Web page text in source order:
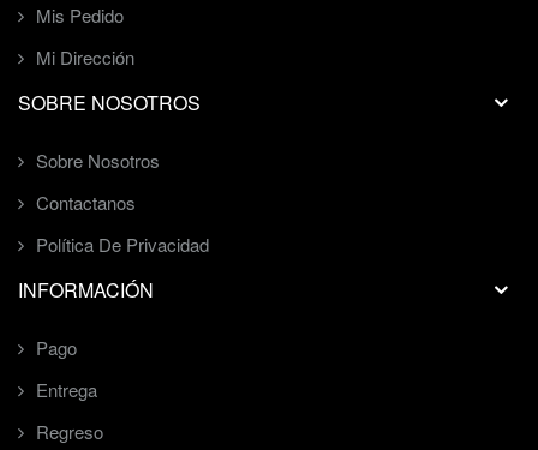
Mis Pedido
Mi Dirección
SOBRE NOSOTROS
Sobre Nosotros
Contactanos
Política De Privacidad
INFORMACIÓN
Pago
Entrega
Regreso